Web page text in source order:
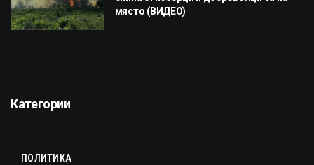
място (ВИДЕО)
Категории
ПОЛИТИКА